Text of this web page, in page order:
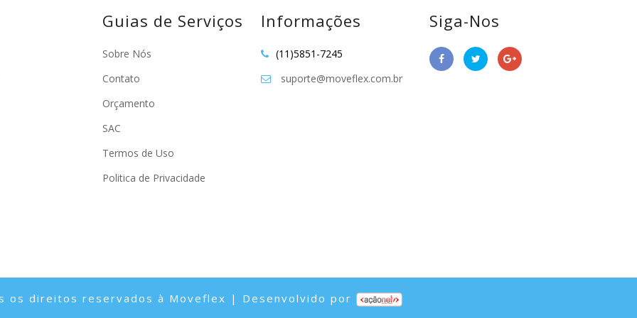
Guias de Serviços
Sobre Nós
Contato
Orçamento
SAC
Termos de Uso
Politica de Privacidade
Informações
(11)5851-7245
suporte@moveflex.com.br
Siga-Nos
os direitos reservados à Moveflex | Desenvolvido por